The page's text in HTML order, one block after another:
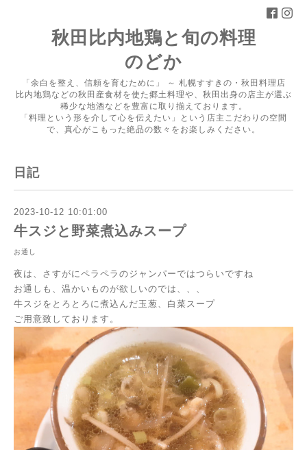
秋田比内地鶏と旬の料理
のどか
「余白を整え、信頼を育むために」 ～ 札幌すすきの・秋田料理店
比内地鶏などの秋田産食材を使た郷土料理や、秋田出身の店主が選ぶ
稀少な地酒などを豊富に取り揃えております。
「料理という形を介して心を伝えたい」という店主こだわりの空間
で、真心がこもった絶品の数々をお楽しみください。
日記
2023-10-12 10:01:00
牛スジと野菜煮込みスープ
お通し
夜は、さすがにペラペラのジャンパーではつらいですね
お通しも、温かいものが欲しいのでは、、、
牛スジをとろとろに煮込んだ玉葱、白菜スープ
ご用意致しております。